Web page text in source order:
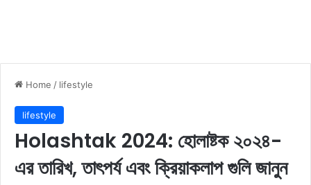
Home / lifestyle
lifestyle
Holashtak 2024: হোলাষ্টক ২০২৪-
এর তারিখ, তাৎপর্য এবং ক্রিয়াকলাপ গুলি জানুন